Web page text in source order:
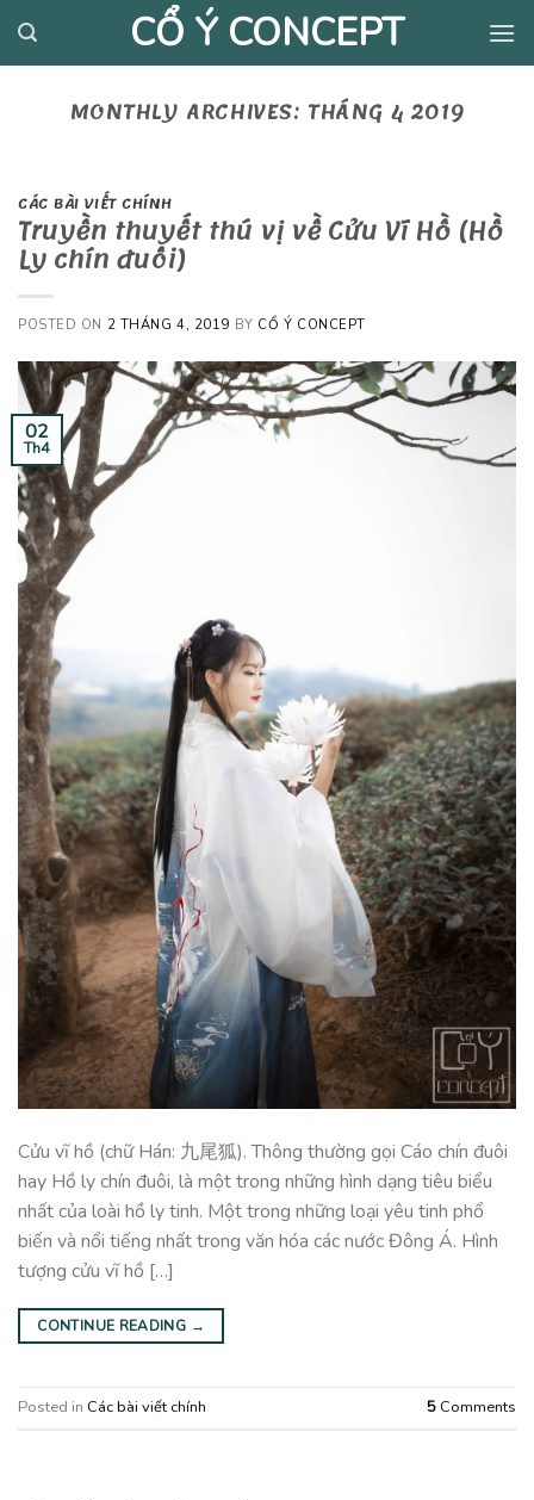
content
CỔ Ý CONCEPT
MONTHLY ARCHIVES: THÁNG 4 2019
CÁC BÀI VIẾT CHÍNH
Truyền thuyết thú vị về Cửu Vĩ Hồ (Hồ
Ly chín đuôi)
POSTED ON 2 THÁNG 4, 2019 BY CỔ Ý CONCEPT
02
Th4
Cửu vĩ hồ (chữ Hán: 九尾狐). Thông thường gọi Cáo chín đuôi
hay Hồ ly chín đuôi, là một trong những hình dạng tiêu biểu
nhất của loài hồ ly tinh. Một trong những loại yêu tinh phổ
biến và nổi tiếng nhất trong văn hóa các nước Đông Á. Hình
tượng cửu vĩ hồ […]
CONTINUE READING →
Posted in Các bài viết chính 5 Comments